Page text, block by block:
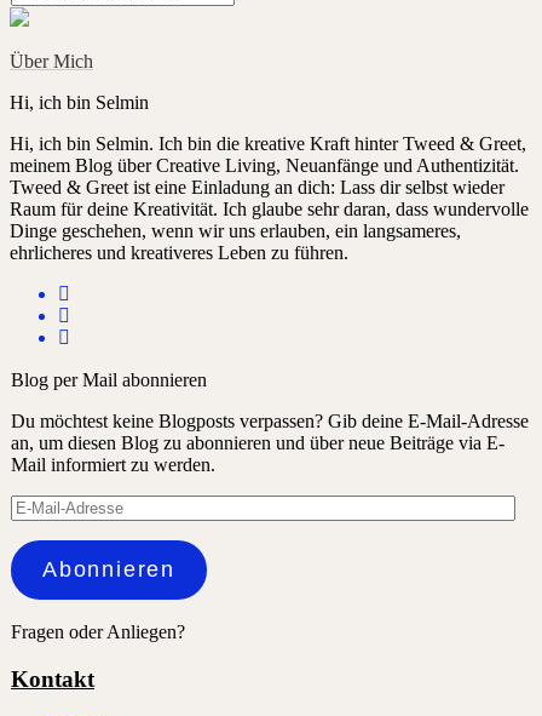
Über Mich
Hi, ich bin Selmin
Hi, ich bin Selmin. Ich bin die kreative Kraft hinter Tweed & Greet,
meinem Blog über Creative Living, Neuanfänge und Authentizität.
Tweed & Greet ist eine Einladung an dich: Lass dir selbst wieder
Raum für deine Kreativität. Ich glaube sehr daran, dass wundervolle
Dinge geschehen, wenn wir uns erlauben, ein langsameres,
ehrlicheres und kreativeres Leben zu führen.
Blog per Mail abonnieren
Du möchtest keine Blogposts verpassen? Gib deine E-Mail-Adresse
an, um diesen Blog zu abonnieren und über neue Beiträge via E-
Mail informiert zu werden.
E-
Mail-
Adresse
Abonnieren
Fragen oder Anliegen?
Kontakt